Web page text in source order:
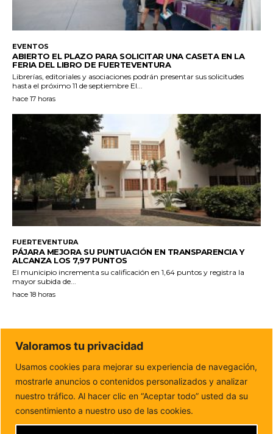
EVENTOS
ABIERTO EL PLAZO PARA SOLICITAR UNA CASETA EN LA
FERIA DEL LIBRO DE FUERTEVENTURA
Librerías, editoriales y asociaciones podrán presentar sus solicitudes
hasta el próximo 11 de septiembre El...
hace 17 horas
FUERTEVENTURA
PÁJARA MEJORA SU PUNTUACIÓN EN TRANSPARENCIA Y
ALCANZA LOS 7,97 PUNTOS
El municipio incrementa su calificación en 1,64 puntos y registra la
mayor subida de...
hace 18 horas